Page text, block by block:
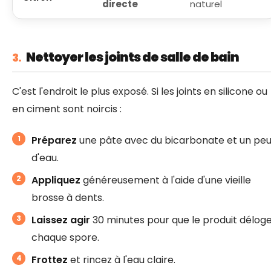
directe
naturel
3. Nettoyer les joints de salle de bain
C'est l'endroit le plus exposé. Si les joints en silicone ou
en ciment sont noircis :
Préparez une pâte avec du bicarbonate et un peu
d'eau.
Appliquez généreusement à l'aide d'une vieille
brosse à dents.
Laissez agir 30 minutes pour que le produit
chaque spore.
Frottez et rincez à l'eau claire.